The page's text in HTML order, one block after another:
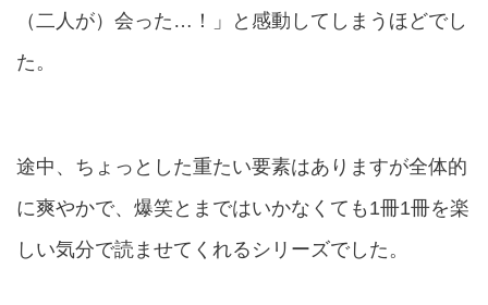
（二人が）会った…！」と感動 してしまうほどでし
た。
途中、ちょっとした重たい要素はありますが全体的
に爽やかで、爆笑とまではいかなくても1冊1冊を楽
しい気分で読ませてくれる シリーズでした。